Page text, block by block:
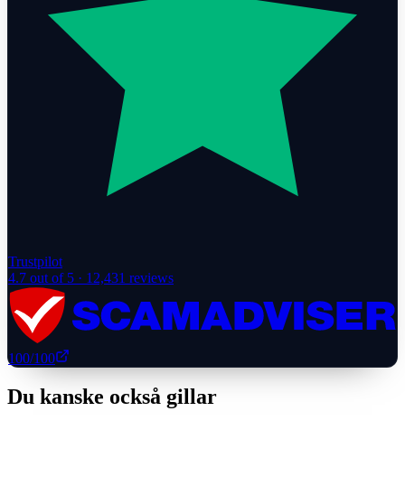
Trustpilot
4.7 out of 5 · 12,431 reviews
100/100
Du kanske också gillar